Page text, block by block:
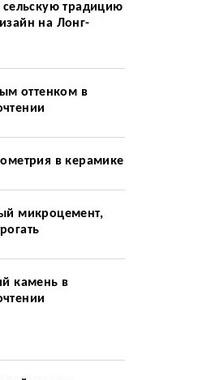
сельскую традицию
на Лонг-
оттенком в
в керамике
микроцемент,
камень в